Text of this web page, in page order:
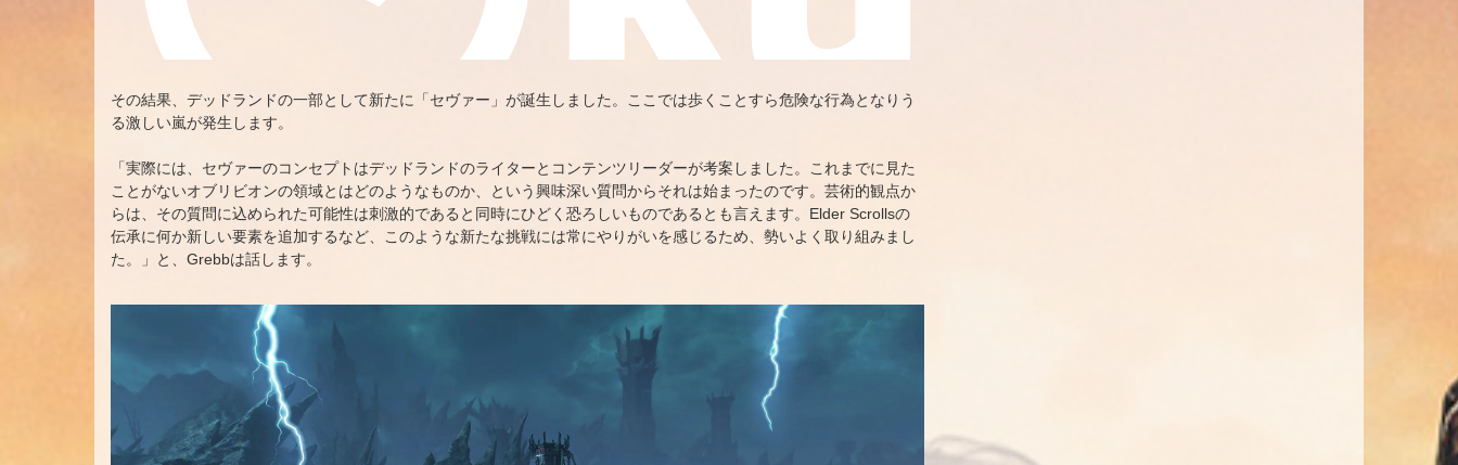
その結果、デッドランドの一部として新たに「セヴァー」が誕生しました。ここでは歩くことすら危険な行為となりう
る激しい嵐が発生します。
「実際には、セヴァーのコンセプトはデッドランドのライターとコンテンツリーダーが考案しました。これまでに見た
ことがないオブリビオンの領域とはどのようなものか、という興味深い質問からそれは始まったのです。芸術的観点か
らは、その質問に込められた可能性は刺激的であると同時にひどく恐ろしいものであるとも言えます。Elder Scrollsの
伝承に何か新しい要素を追加するなど、このような新たな挑戦には常にやりがいを感じるため、勢いよく取り組みまし
た。」と、Grebbは話します。